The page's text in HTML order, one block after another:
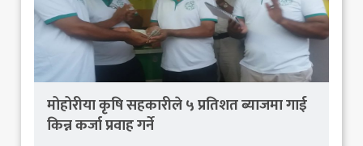
मोहोरीया कृषि सहकारीले ५ प्रतिशत ब्याजमा गाई
किन्न कर्जा प्रवाह गर्ने